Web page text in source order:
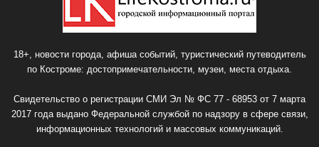
18+, новости города, афиша событий, туристический путеводитель
по Костроме: достопримечательности, музеи, места отдыха.
Свидетельство о регистрации СМИ Эл № ФС 77 - 68953 от 7 марта
2017 года выдано Федеральной службой по надзору в сфере связи,
информационных технологий и массовых коммуникаций.